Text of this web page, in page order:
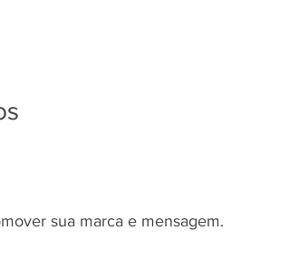
sua marca e mensagem.